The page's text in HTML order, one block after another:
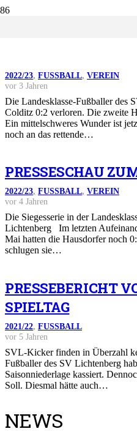
2022/23, FUSSBALL, VEREIN
vor 3 Jahren
Die Landesklasse-Fußballer des
Colditz 0:2 verloren. Die zweite
Ein mittelschweres Wunder ist
noch an das rettende…
PRESSESCHAU
2022/23, FUSSBALL, VEREIN
vor 4 Jahren
Die Siegesserie in der
Lichtenberg Im letzten
Mai hatten die Hausdorfer noch
schlugen sie…
PRESSEBERICHT
SPIELTAG
2021/22, FUSSBALL
vor 5 Jahren
SVL-Kicker finden in Überzahl
Fußballer des SV Lichtenberg
Saisonniederlage kassiert.
Soll. Diesmal hätte auch…
NEWS